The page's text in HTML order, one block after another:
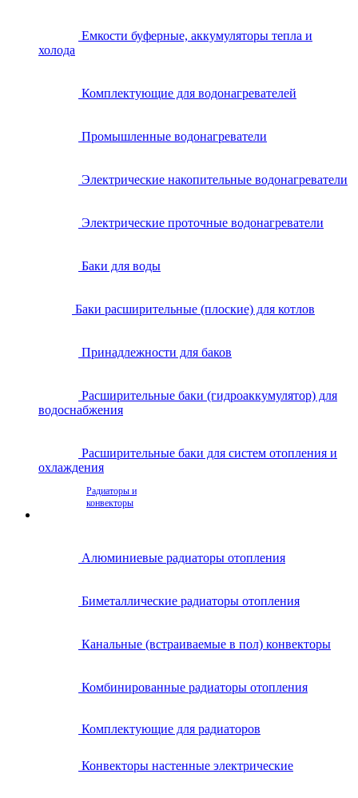
Емкости буферные, аккумуляторы тепла и
холода
Комплектующие для водонагревателей
Промышленные водонагреватели
Электрические накопительные водонагреватели
Электрические проточные водонагреватели
Баки для воды
Баки расширительные (плоские) для котлов
Принадлежности для баков
Расширительные баки (гидроаккумулятор) для
водоснабжения
Расширительные баки для систем отопления и
охлаждения
Радиаторы и
конвекторы
Алюминиевые радиаторы отопления
Биметаллические радиаторы отопления
Канальные (встраиваемые в пол) конвекторы
Комбинированные радиаторы отопления
Комплектующие для радиаторов
Конвекторы настенные электрические